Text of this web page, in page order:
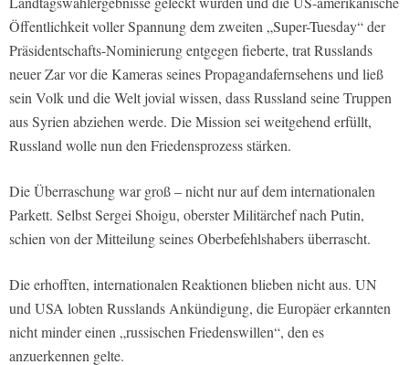
Öffentlichkeit voller Spannung dem zweiten „Super-Tuesday“ der
Präsidentschafts-Nominierung entgegen fieberte, trat Russlands
neuer Zar vor die Kameras seines Propagandafernsehens und ließ
sein Volk und die Welt jovial wissen, dass Russland seine Truppen
aus Syrien abziehen werde. Die Mission sei weitgehend erfüllt,
Russland wolle nun den Friedensprozess stärken.
Die Überraschung war groß – nicht nur auf dem internationalen
Parkett. Selbst Sergei Shoigu, oberster Militärchef nach Putin,
schien von der Mitteilung seines Oberbefehlshabers überrascht.
Die erhofften, internationalen Reaktionen blieben nicht aus. UN
und USA lobten Russlands Ankündigung, die Europäer erkannten
nicht minder einen „russischen Friedenswillen“, den es
anzuerkennen gelte.